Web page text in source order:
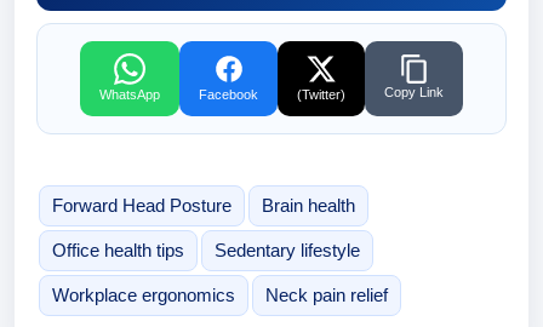
WhatsApp Facebook (Twitter) Copy Link
Forward Head Posture Brain health
Office health tips Sedentary lifestyle
Workplace ergonomics Neck pain relief